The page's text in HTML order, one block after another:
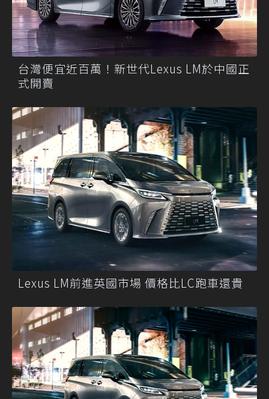
台灣便宜近百萬！新世代Lexus LM於中國正
式開賣
Lexus LM前進英國市場 價格比LC跑車還貴